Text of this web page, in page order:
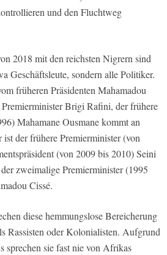
und den Fluchtweg
2018 mit den reichsten Nigrern sind
Geschäftsleute, sondern alle Politiker.
früheren Präsidenten Mahamadou
Brigi Rafini, der frühere
Mahamane Ousmane kommt an
der frühere Premierminister (von
(von 2009 bis 2010) Seini
zweimalige Premierminister (1995
Cissé.
diese hemmungslose Bereicherung
Rassisten oder Kolonialisten. Aufgrund
sprechen sie fast nie von Afrikas